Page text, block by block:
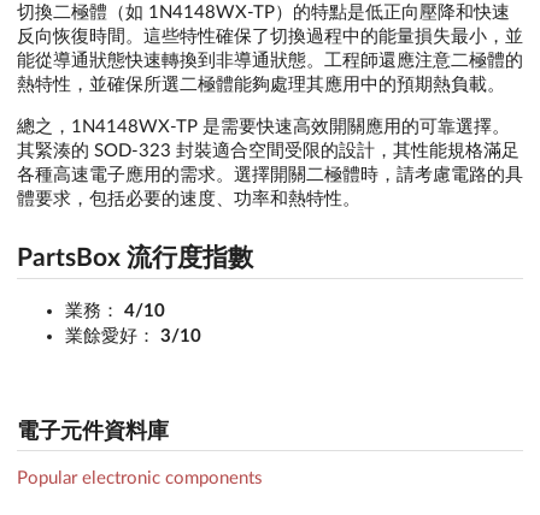
切換二極體（如 1N4148WX-TP）的特點是低正向壓降和快速
反向恢復時間。這些特性確保了切換過程中的能量損失最小，並
能從導通狀態快速轉換到非導通狀態。工程師還應注意二極體的
熱特性，並確保所選二極體能夠處理其應用中的預期熱負載。
總之，1N4148WX-TP 是需要快速高效開關應用的可靠選擇。
其緊湊的 SOD-323 封裝適合空間受限的設計，其性能規格滿足
各種高速電子應用的需求。選擇開關二極體時，請考慮電路的具
體要求，包括必要的速度、功率和熱特性。
PartsBox 流行度指數
業務：
4/10
業餘愛好：
3/10
電子元件資料庫
Popular electronic components